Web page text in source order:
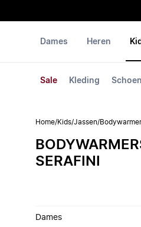
Dames Heren
Sale Kleding
Home/Kids/Jassen/
SERAFINI
Dames